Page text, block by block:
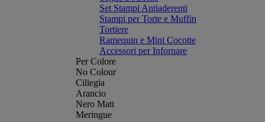
Set Stampi Antiaderenti
Stampi per Torte e Muffin
Tortiere
Ramequin e Mini Cocotte
Accessori per Infornare
Per Colore
No Colour
Ciliegia
Arancio
Nero Matt
Meringue